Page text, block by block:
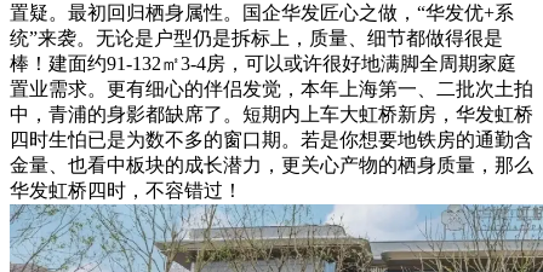
置疑。最初回归栖身属性。国企华发匠心之做，“华发优+系
统”来袭。无论是户型仍是拆标上，质量、细节都做得很是
棒！建面约91-132㎡3-4房，可以或许很好地满脚全周期家庭
置业需求。更有细心的伴侣发觉，本年上海第一、二批次土拍
中，青浦的身影都缺席了。短期内上车大虹桥新房，华发虹桥
四时生怕已是为数不多的窗口期。若是你想要地铁房的通勤含
金量、也看中板块的成长潜力，更关心产物的栖身质量，那么
华发虹桥四时，不容错过！